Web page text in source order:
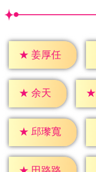
★ 姜厚任
★ 余天 ★
★ 邱瓈寬